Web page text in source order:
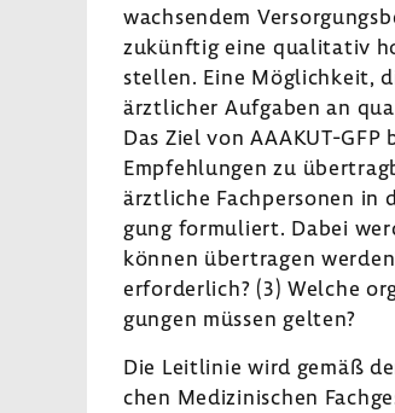
wach­sendem
zukünftig eine quali­tativ
stellen. Eine Möglich­keit,
ärzt­li­cher Aufgaben an
Das Ziel von AAAKUT-​
Empfeh­lungen zu
ärzt­liche Fach­per­sonen
gung formu­liert. Dabei
können über­tragen
erfor­der­lich? (3) Welche
gungen müssen gelten?
Die Leit­linie wird gemäß
chen Medi­zi­ni­schen